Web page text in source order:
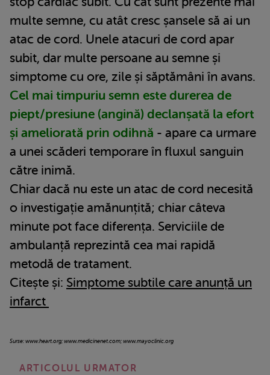
multe semne, cu atât cresc șansele să ai un
atac de cord. Unele atacuri de cord apar
subit, dar multe persoane au semne și
simptome cu ore, zile și săptămâni în avans.
Cel mai timpuriu semn este durerea de
piept/presiune (angină) declanșată la efort
și ameliorată prin odihnă - apare ca urmare
a unei scăderi temporare în fluxul sanguin
către inimă.
Chiar dacă nu este un atac de cord necesită
o investigație amănunțită; chiar câteva
minute pot face diferența. Serviciile de
ambulanță reprezintă cea mai rapidă
metodă de tratament.
Citește și: Simptome subtile care anunță un
infarct
Surse: www.heart.org; www.medicinenet.com; www.mayoclinic.org
ARTICOLUL URMATOR